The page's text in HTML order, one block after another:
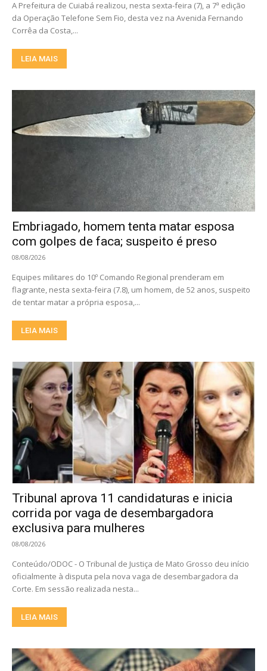
A Prefeitura de Cuiabá realizou, nesta sexta-feira (7), a 7ª edição
da Operação Telefone Sem Fio, desta vez na Avenida Fernando
Corrêa da Costa,...
LEIA MAIS
Embriagado, homem tenta matar esposa
com golpes de faca; suspeito é preso
08/08/2026
Equipes militares do 10º Comando Regional prenderam em
flagrante, nesta sexta-feira (7.8), um homem, de 52 anos, suspeito
de tentar matar a própria esposa,...
LEIA MAIS
Tribunal aprova 11 candidaturas e inicia
corrida por vaga de desembargadora
exclusiva para mulheres
08/08/2026
Conteúdo/ODOC - O Tribunal de Justiça de Mato Grosso deu início
oficialmente à disputa pela nova vaga de desembargadora da
Corte. Em sessão realizada nesta...
LEIA MAIS